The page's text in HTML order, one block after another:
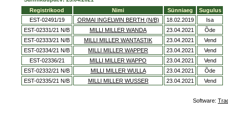
Registrikood
Nimi Sünniaeg
Sugulus
EST-02491/19
ORMAI INGELWIN BERTH (N/B) 18.02.2019
Isa
EST-02331/21 N/B
MILLI MILLER WANDA 23.04.2021
Õde
EST-02333/21 N/B
MILLI MILLER WANTASTIK 23.04.2021
Vend
EST-02334/21 N/B
MILLI MILLER WAPPER 23.04.2021
Vend
EST-02336/21
MILLI MILLER WAPPO 23.04.2021
Vend
EST-02332/21 N/B
MILLI MILLER WULLA 23.04.2021
Õde
EST-02335/21 N/B
MILLI MILLER WUSSER 23.04.2021 Vend
Software: